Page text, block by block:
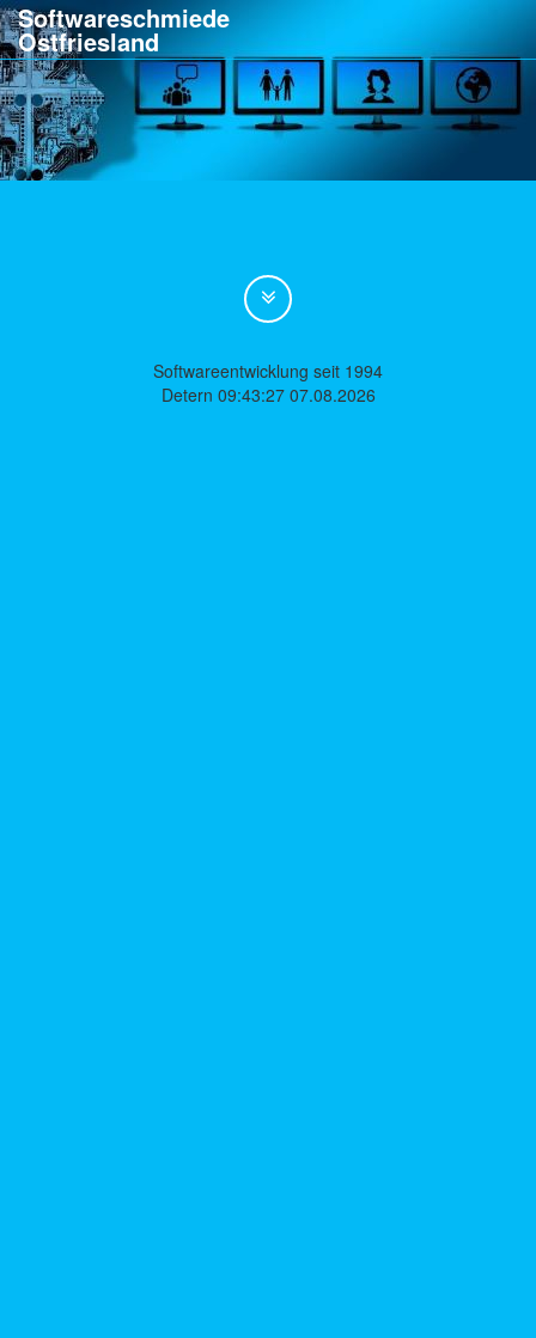
Softwareschmiede
Ostfriesland
Softwareentwicklung seit 1994
Detern 09:43:27 07.08.2026